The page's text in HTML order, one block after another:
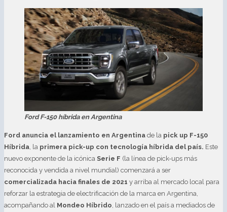
Ford F-150 híbrida en Argentina
Ford anuncia el lanzamiento en Argentina de la pick up F-150
Híbrida , la primera pick-up con tecnología híbrida del país. Este
nuevo exponente de la icónica Serie F (la línea de pick-ups más
reconocida y vendida a nivel mundial) comenzará a ser
comercializada hacia finales de 2021 y arriba al mercado local para
reforzar la estrategia de electrificación de la marca en Argentina,
acompañando al Mondeo Híbrido , lanzado en el país a mediados de